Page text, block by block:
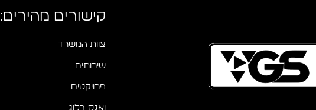
קישורים מהירים:
צוות המשרד
שירותים
פרויקטים
ואגס בלוג